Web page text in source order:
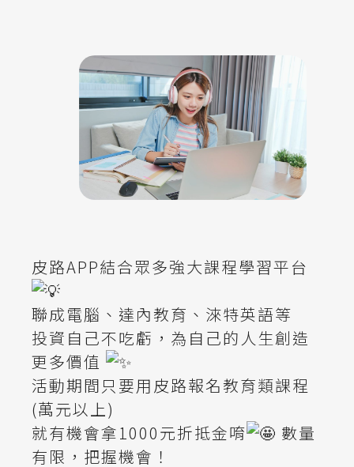
皮路APP結合眾多強大課程學習平台
聯成電腦、達內教育、淶特英語等
投資自己不吃虧，為自己的人生創造
更多價值
活動期間只要用皮路報名教育類課程
(萬元以上)
就有機會拿1000元折抵金唷
數量
有限，把握機會！